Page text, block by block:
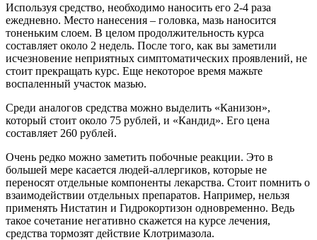
Используя средство, необходимо наносить его 2-4 раза
ежедневно. Место нанесения – головка, мазь наносится
тоненьким слоем. В целом продолжительность курса
составляет около 2 недель. После того, как вы заметили
исчезновение неприятных симптоматических проявлений, не
стоит прекращать курс. Еще некоторое время мажьте
воспаленный участок мазью.
Среди аналогов средства можно выделить «Канизон»,
который стоит около 75 рублей, и «Кандид». Его цена
составляет 260 рублей.
Очень редко можно заметить побочные реакции. Это в
большей мере касается людей-аллергиков, которые не
переносят отдельные компоненты лекарства. Стоит помнить о
взаимодействии отдельных препаратов. Например, нельзя
применять Нистатин и Гидрокортизон одновременно. Ведь
такое сочетание негативно скажется на курсе лечения,
средства тормозят действие Клотримазола.